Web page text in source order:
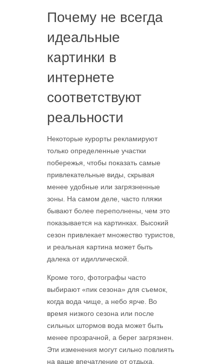
Почему не всегда
идеальные
картинки в
интернете
соответствуют
реальности
Некоторые курорты рекламируют
только определенные участки
побережья, чтобы показать самые
привлекательные виды, скрывая
менее удобные или загрязненные
зоны. На самом деле, часто пляжи
бывают более переполнены, чем это
показывается на картинках. Высокий
сезон привлекает множество туристов,
и реальная картина может быть
далека от идиллической.
Кроме того, фотографы часто
выбирают «пик сезона» для съемок,
когда вода чище, а небо ярче. Во
время низкого сезона или после
сильных штормов вода может быть
менее прозрачной, а берег загрязнен.
Эти изменения могут сильно повлиять
на ваше впечатление от отдыха.